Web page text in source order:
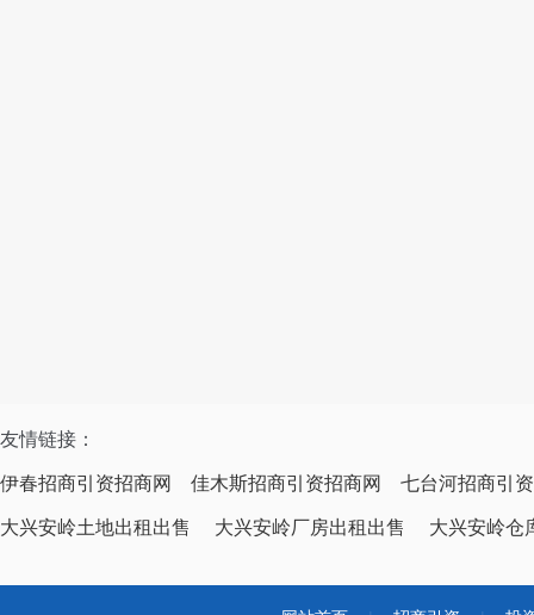
友情链接：
伊春招商引资招商网 佳木斯招商引资招商网 七台河招商引
大兴安岭土地出租出售 大兴安岭厂房出租出售 大兴安岭仓